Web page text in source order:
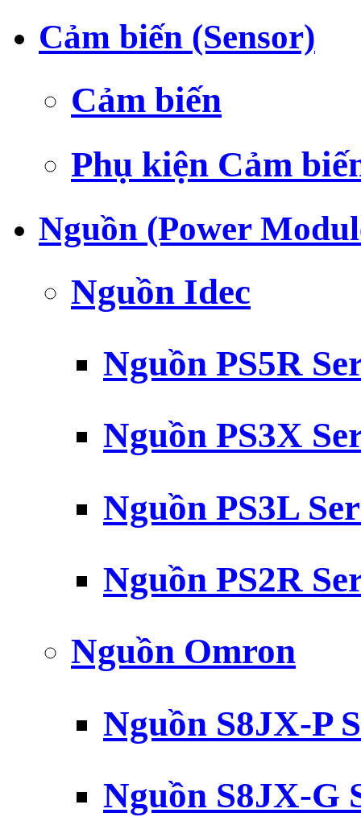
Cảm biến (Sensor)
Cảm biến
Phụ kiện Cảm
Nguồn (Power
Nguồn Idec
Nguồn PS5R
Nguồn PS3X
Nguồn PS3L
Nguồn PS2R
Nguồn Omron
Nguồn S8JX-P
Nguồn S8JX-G